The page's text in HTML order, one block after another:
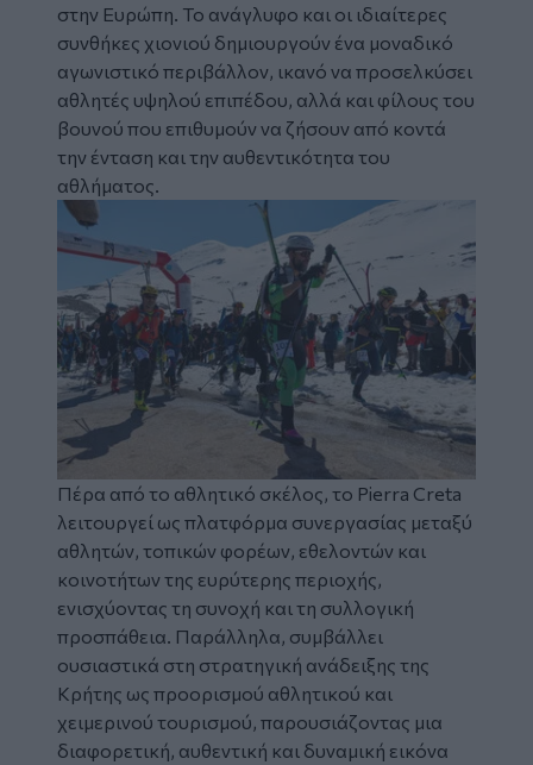
στην Ευρώπη. Το ανάγλυφο και οι ιδιαίτερες
συνθήκες χιονιού δημιουργούν ένα μοναδικό
αγωνιστικό περιβάλλον, ικανό να προσελκύσει
αθλητές υψηλού επιπέδου, αλλά και φίλους του
βουνού που επιθυμούν να ζήσουν από κοντά
την ένταση και την αυθεντικότητα του
αθλήματος.
Image
Πέρα από το αθλητικό σκέλος, το Pierra Creta
λειτουργεί ως πλατφόρμα συνεργασίας μεταξύ
αθλητών, τοπικών φορέων, εθελοντών και
κοινοτήτων της ευρύτερης περιοχής,
ενισχύοντας τη συνοχή και τη συλλογική
προσπάθεια. Παράλληλα, συμβάλλει
ουσιαστικά στη στρατηγική ανάδειξης της
Κρήτης ως προορισμού αθλητικού και
χειμερινού τουρισμού, παρουσιάζοντας μια
διαφορετική, αυθεντική και δυναμική εικόνα